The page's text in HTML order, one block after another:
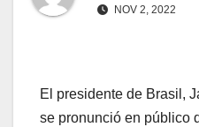
NOV 2, 2022
El presidente de Brasil,
se pronunció en público